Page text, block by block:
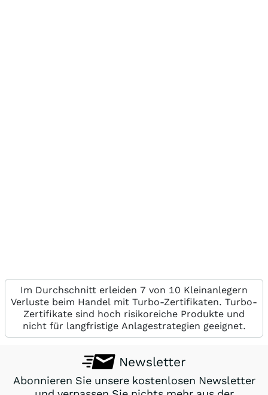
Im Durchschnitt erleiden 7 von 10 Kleinanlegern
Verluste beim Handel mit Turbo-Zertifikaten. Turbo-
Zertifikate sind hoch risikoreiche Produkte und
nicht für langfristige Anlagestrategien geeignet.
Newsletter
Abonnieren Sie unsere kostenlosen Newsletter